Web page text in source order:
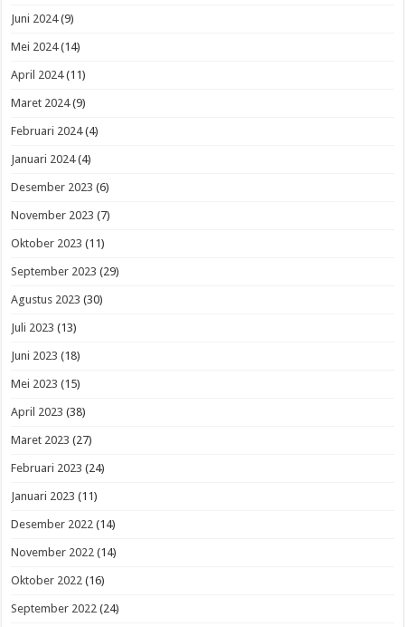
Juni 2024(9)
Mei 2024(14)
April 2024(11)
Maret 2024(9)
Februari 2024(4)
Januari 2024(4)
Desember 2023 (6)
November 2023 (7)
Oktober 2023 (11)
September 2023 (29)
Agustus 2023 (30)
Juli 2023 (13)
Juni 2023 (18)
Mei 2023 (15)
April 2023 (38)
Maret 2023 (27)
Februari 2023 (24)
Januari 2023 (11)
Desember 2022 (14)
November 2022 (14)
Oktober 2022 (16)
September 2022 (24)